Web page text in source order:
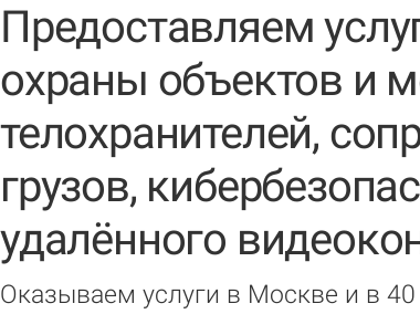
Предоставляем
охраны объектов и
телохранителей,
грузов,
удалённого
Оказываем услуги в Москве и в